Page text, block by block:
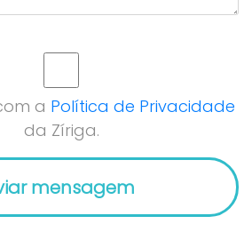
a Política de Privacidade
da Zíriga.